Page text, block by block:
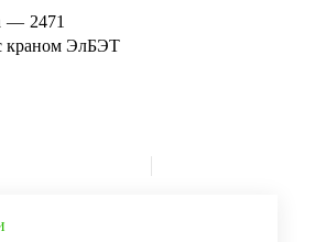
— 2471
краном ЭлБЭТ